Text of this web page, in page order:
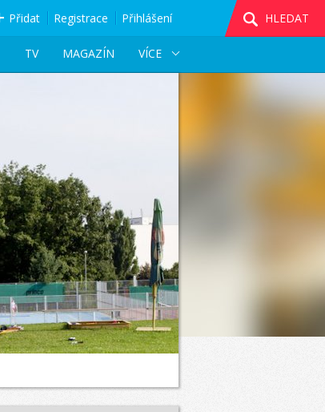
Přidat Registrace Přihlášení
HLEDAT
VÍCE
MAGAZÍN
TV